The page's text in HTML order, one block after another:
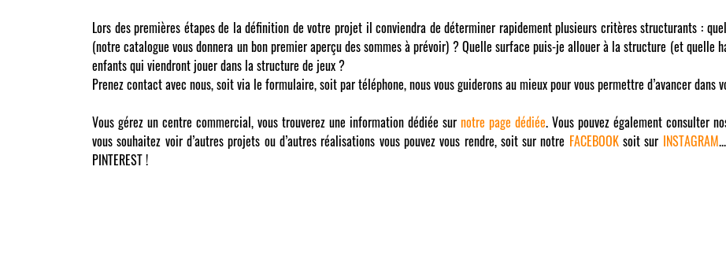
Lors des premières étapes de la définition de votre projet il conviendra de déterminer rapidement plusieurs critères structurants :
(notre catalogue vous donnera un bon premier aperçu des sommes à prévoir) ? Quelle surface puis-je allouer à la structure (et quelle
enfants qui viendront jouer dans la structure de jeux ?
Prenez contact avec nous, soit via le formulaire, soit par téléphone, nous vous guiderons au mieux pour vous permettre d’avancer dans
Vous gérez un centre commercial, vous trouverez une information dédiée sur notre page dédiée. Vous pouvez également consulter
vous souhaitez voir d’autres projets ou d’autres réalisations vous pouvez vous rendre, soit sur notre FACEBOOKsoit sur INSTAGRAM
PINTEREST !